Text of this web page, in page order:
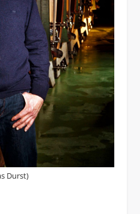
Durst)